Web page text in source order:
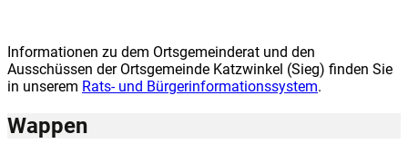
Informationen zu dem Ortsgemeinderat und den
Ausschüssen der Ortsgemeinde Katzwinkel (Sieg) finden Sie
in unserem Rats- und Bürgerinformationssystem.
Wappen